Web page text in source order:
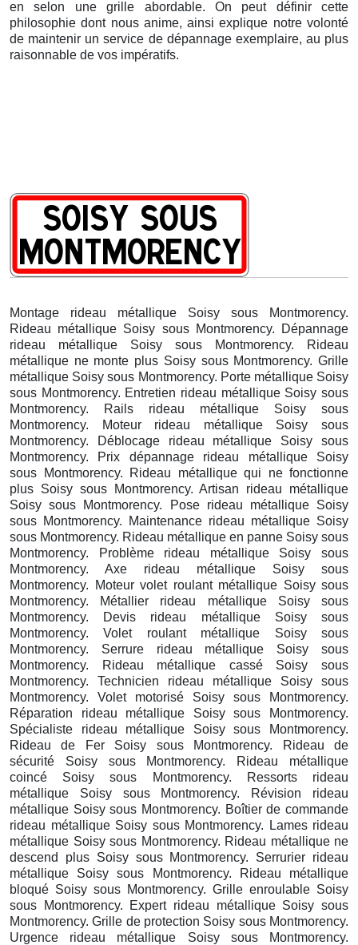
en selon une grille abordable. On peut définir cette
philosophie dont nous anime, ainsi explique notre volonté
de maintenir un service de dépannage exemplaire, au plus
raisonnable de vos impératifs.
Montage rideau métallique Soisy sous Montmorency.
Rideau métallique Soisy sous Montmorency. Dépannage
rideau métallique Soisy sous Montmorency. Rideau
métallique ne monte plus Soisy sous Montmorency. Grille
métallique Soisy sous Montmorency. Porte métallique Soisy
sous Montmorency. Entretien rideau métallique Soisy sous
Montmorency. Rails rideau métallique Soisy sous
Montmorency. Moteur rideau métallique Soisy sous
Montmorency. Déblocage rideau métallique Soisy sous
Montmorency. Prix dépannage rideau métallique Soisy
sous Montmorency. Rideau métallique qui ne fonctionne
plus Soisy sous Montmorency. Artisan rideau métallique
Soisy sous Montmorency. Pose rideau métallique Soisy
sous Montmorency. Maintenance rideau métallique Soisy
sous Montmorency. Rideau métallique en panne Soisy sous
Montmorency. Problème rideau métallique Soisy sous
Montmorency. Axe rideau métallique Soisy sous
Montmorency. Moteur volet roulant métallique Soisy sous
Montmorency. Métallier rideau métallique Soisy sous
Montmorency. Devis rideau métallique Soisy sous
Montmorency. Volet roulant métallique Soisy sous
Montmorency. Serrure rideau métallique Soisy sous
Montmorency. Rideau métallique cassé Soisy sous
Montmorency. Technicien rideau métallique Soisy sous
Montmorency. Volet motorisé Soisy sous Montmorency.
Réparation rideau métallique Soisy sous Montmorency.
Spécialiste rideau métallique Soisy sous Montmorency.
Rideau de Fer Soisy sous Montmorency. Rideau de
sécurité Soisy sous Montmorency. Rideau métallique
coincé Soisy sous Montmorency. Ressorts rideau
métallique Soisy sous Montmorency. Révision rideau
métallique Soisy sous Montmorency. Boîtier de commande
rideau métallique Soisy sous Montmorency. Lames rideau
métallique Soisy sous Montmorency. Rideau métallique ne
descend plus Soisy sous Montmorency. Serrurier rideau
métallique Soisy sous Montmorency. Rideau métallique
bloqué Soisy sous Montmorency. Grille enroulable Soisy
sous Montmorency. Expert rideau métallique Soisy sous
Montmorency. Grille de protection Soisy sous Montmorency.
Urgence rideau métallique Soisy sous Montmorency.